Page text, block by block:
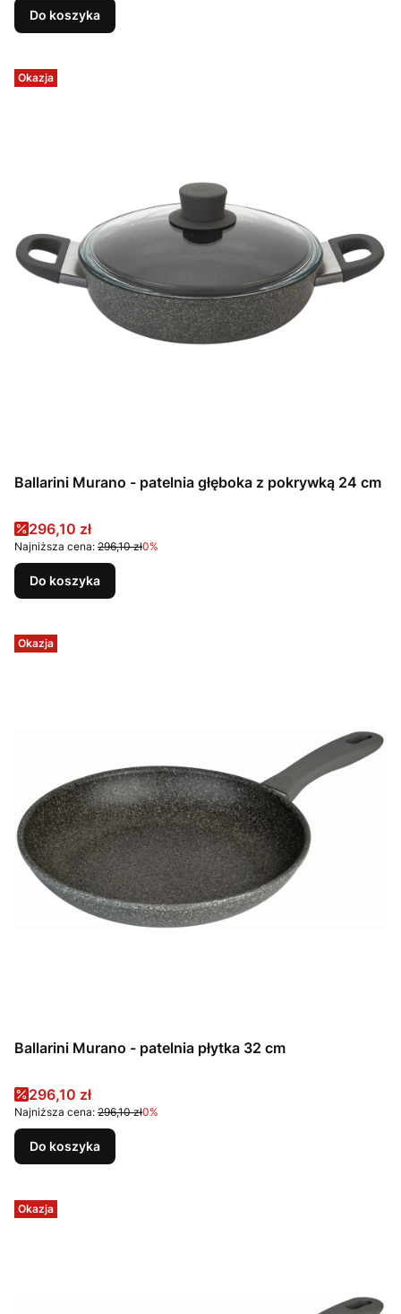
Do koszyka
Okazja
Ballarini Murano - patelnia głęboka z pokrywką 24 cm
Cena promocyjna
296,10 zł
Najniższa cena: 296,10 zł0%
Do koszyka
Okazja
Ballarini Murano - patelnia płytka 32 cm
Cena promocyjna
296,10 zł
Najniższa cena: 296,10 zł0%
Do koszyka
Okazja